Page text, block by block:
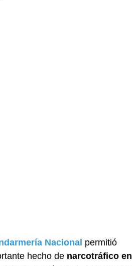
Nacional permitió
hecho de narcotráfico en